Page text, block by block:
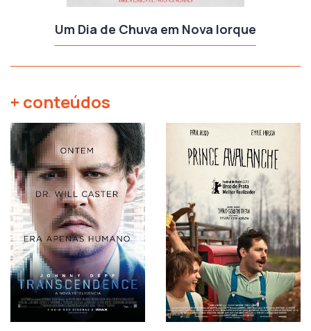
Um Dia de Chuva em Nova Iorque
+ conteúdos